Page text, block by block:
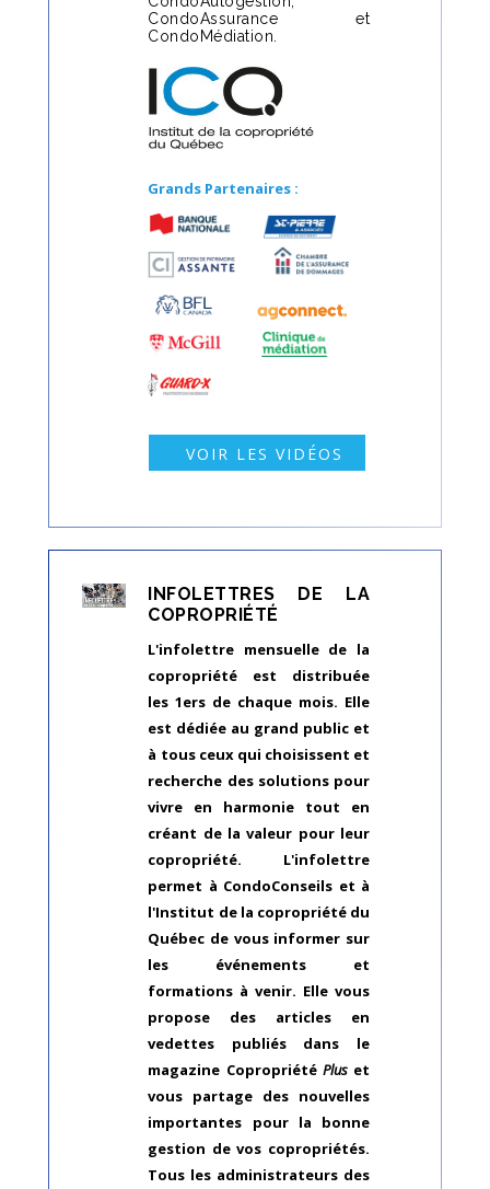
CondoAssurance et
CondoMédiation.
Grands Partenaires :
VOIR LES VIDÉOS
INFOLETTRES DE LA
COPROPRIÉTÉ
L'infolettre mensuelle de la
copropriété est distribuée
les 1ers de chaque mois. Elle
est dédiée au grand public et
à tous ceux qui choisissent et
recherche des solutions pour
vivre en harmonie tout en
créant de la valeur pour leur
copropriété. L'infolettre
permet à CondoConseils et à
l'Institut de la copropriété du
Québec de vous informer sur
les événements et
formations à venir. Elle vous
propose des articles en
vedettes publiés dans le
magazine Copropriété Pluset
vous partage des nouvelles
importantes pour la bonne
gestion de vos copropriétés.
Tous les administrateurs des